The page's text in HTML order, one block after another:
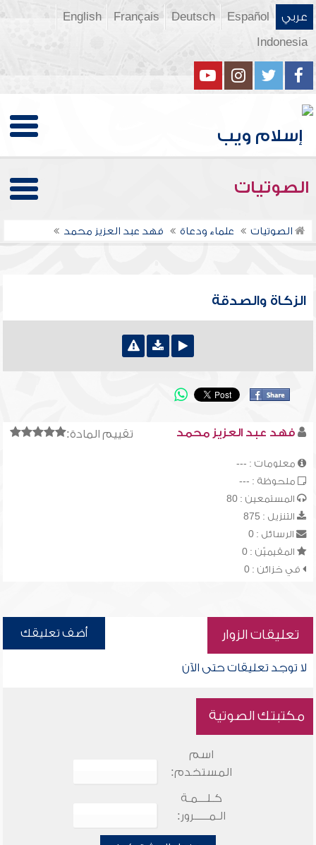
عربي Español
Deutsch
Français
English
Indonesia
الصوتيات
الصوتيات علماء ودعاة فهد عبد العزيز محمد
الزكاة والصدقة
تقييم المادة: فهد عبد العزيز محمد
معلومات : ---
ملحوظة : ---
المستمعين : 80
التنزيل : 875
الرسائل : 0
المقيميّن : 0
في خزائن : 0
تعليقات الزوار أضف تعليقك
لا توجد تعليقات حتى الآن
مكتبتك الصوتية
اسم
المستخدم:
كـلـــمـة
الـمـــــرور: